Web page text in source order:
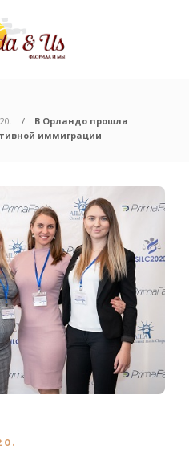
В Орландо прошла
иммиграции